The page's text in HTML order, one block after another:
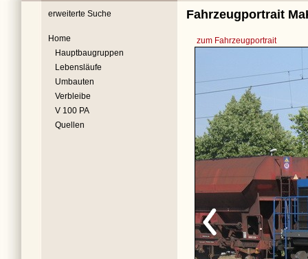
erweiterte Suche
Home
Hauptbaugruppen
Lebensläufe
Umbauten
Verbleibe
V 100 PA
Quellen
Fahrzeugportrait
zum Fahrzeugportrait